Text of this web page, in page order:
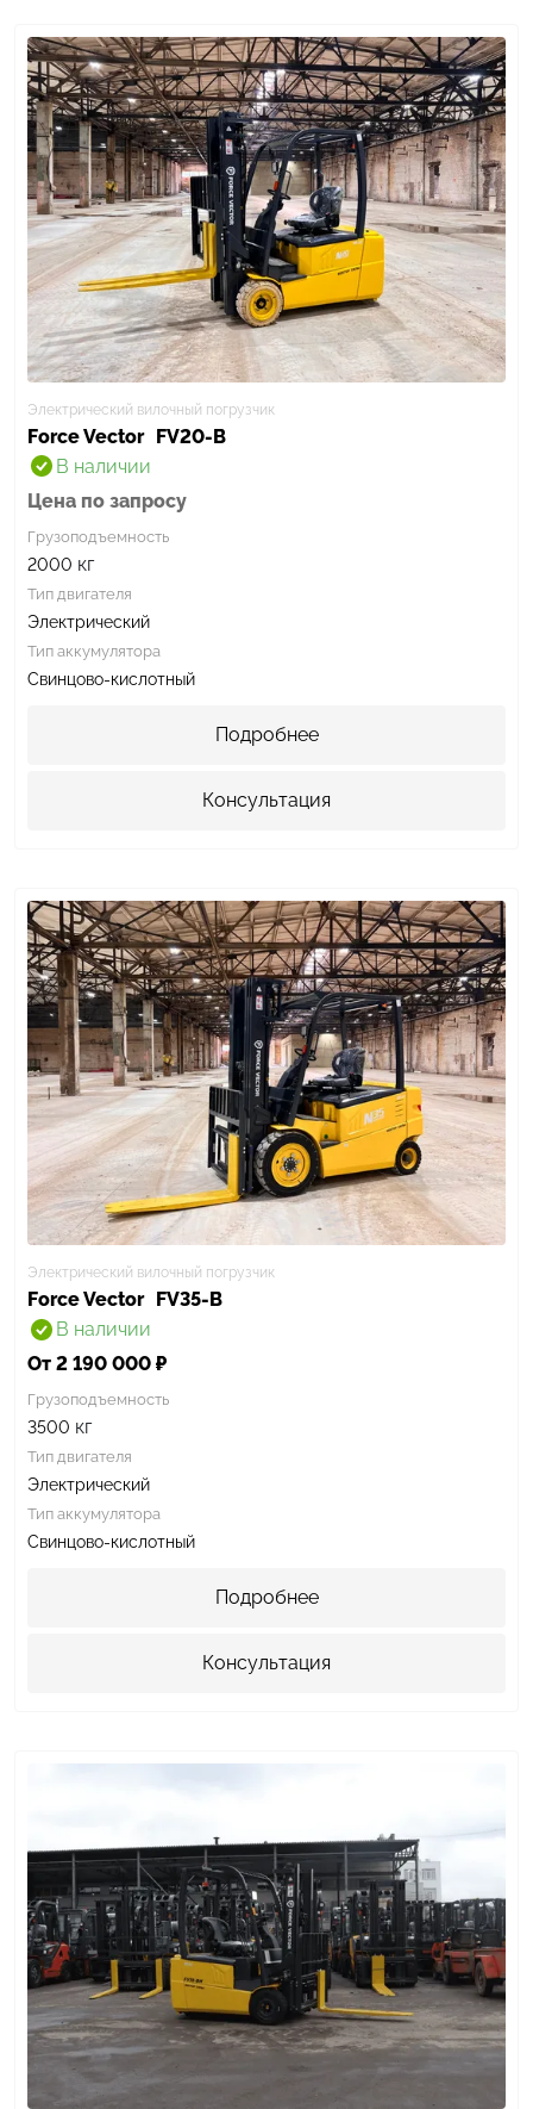
Электрический вилочный погрузчик
Force Vector FV20-B
В наличии
Цена по запросу
Грузоподъемность
2000 кг
Тип двигателя
Электрический
Тип аккумулятора
Свинцово-кислотный
Подробнее
Консультация
Электрический вилочный погрузчик
Force Vector FV35-B
В наличии
От 2 190 000 ₽
Грузоподъемность
3500 кг
Тип двигателя
Электрический
Тип аккумулятора
Свинцово-кислотный
Подробнее
Консультация